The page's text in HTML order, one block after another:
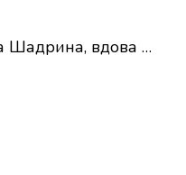
Шадрина, вдова …